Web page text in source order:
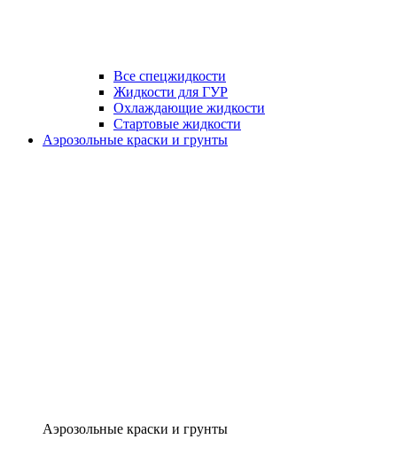
Все спецжидкости
Жидкости для ГУР
Охлаждающие жидкости
Стартовые жидкости
Аэрозольные краски и грунты
Аэрозольные краски и грунты